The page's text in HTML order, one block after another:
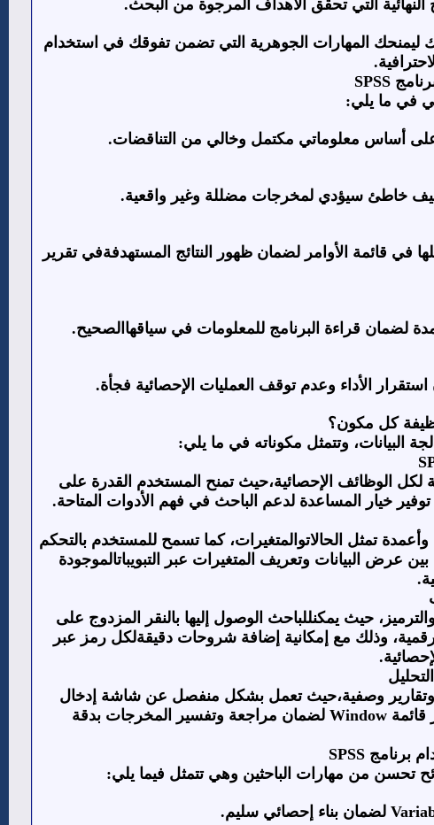
النهائية التي تحقق الأهداف المرجوة من البحث.
ليمنحك المهارات الجوهرية التي تضمن تفوقك في استخدام
.
SPSS
في ما يلي:
على أساس معلوماتي مكتمل وخالي من التناقضات.
خاطئ سيؤدي لمخرجات مضللة وغير واقعية.
في قائمة الأوامر لضمان ظهور النتائج المستهدفةفي تقرير
لضمان قراءة البرنامج للمعلومات في سياقهاالصحيح.
الأداء وعدم توقف العمليات الإحصائية فجأة.
وظيفة كل مكون؟
البيانات، وتتمثل مكوناته في ما يلي:
الوظائف الإحصائية،حيث تمنح المستخدم القدرة على
توفير خيار المساعدة لدعم الباحث في فهم الأدوات المتاحة.
تمثل الحالاتوالمتغيرات، كما تسمح للمستخدم بالتحكم
عرض البيانات وتعريف المتغيرات عبر التبويباتالموجودة
.
حيث يمكنللباحث الوصول إليها بالنقر المزدوج على
رقمية، وذلك مع إمكانية إضافة شروحات دقيقةلكل رمز عبر
.
وتقارير وصفية،حيث تعمل بشكل منفصل عن شاشة إدخال
قائمة
لضمان مراجعة وتفسير المخرجات بدقة
برنامج SPSS
تحسن من مهارات الباحثين وهي تتمثل فيما يلي:
لضمان بناء إحصائي سليم.